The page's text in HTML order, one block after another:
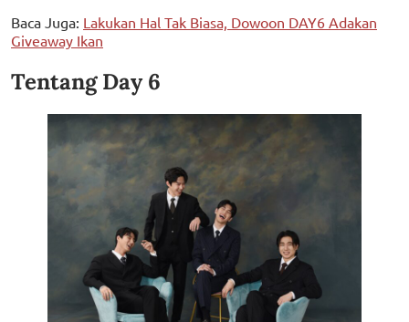
Baca Juga: Lakukan Hal Tak Biasa, Dowoon DAY6 Adakan
Giveaway Ikan
Tentang Day 6